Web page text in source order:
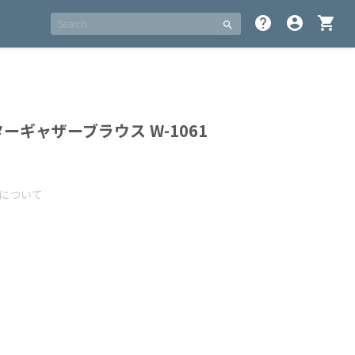
search help account_circle shopping_cart
ギャザーブラウス W-1061
ついて